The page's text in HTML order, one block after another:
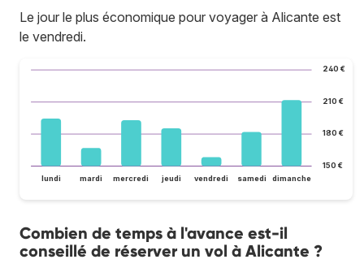
Le jour le plus économique pour voyager à Alicante est
le vendredi.
150 €
180 €
210 €
240 €
lundi mardi mercredi jeudi vendredi samedi dimanche
Combien de temps à l'avance est-il
conseillé de réserver un vol à Alicante ?